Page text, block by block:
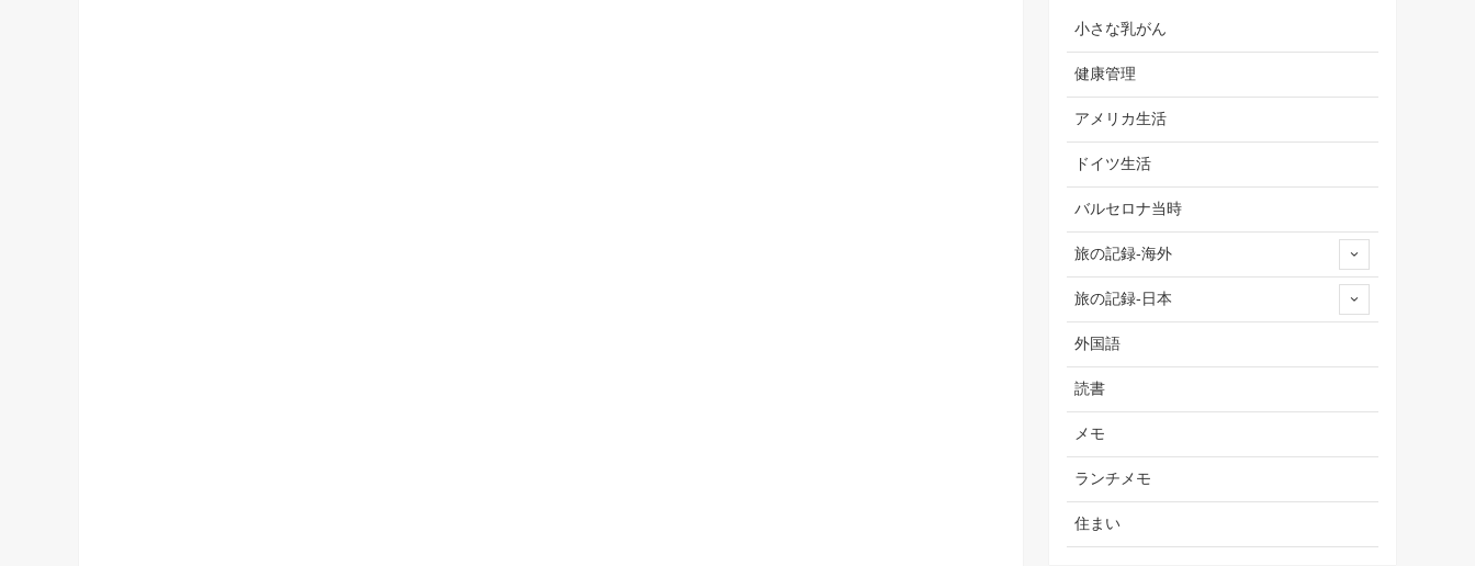
小さな乳がん
健康管理
アメリカ生活
ドイツ生活
バルセロナ当時
旅の記録-海外
旅の記録-日本
外国語
読書
メモ
ランチメモ
住まい